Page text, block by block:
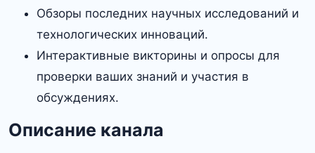
Обзоры последних научных исследований и
технологических инноваций.
Интерактивные викторины и опросы для
проверки ваших знаний и участия в
обсуждениях.
Описание канала